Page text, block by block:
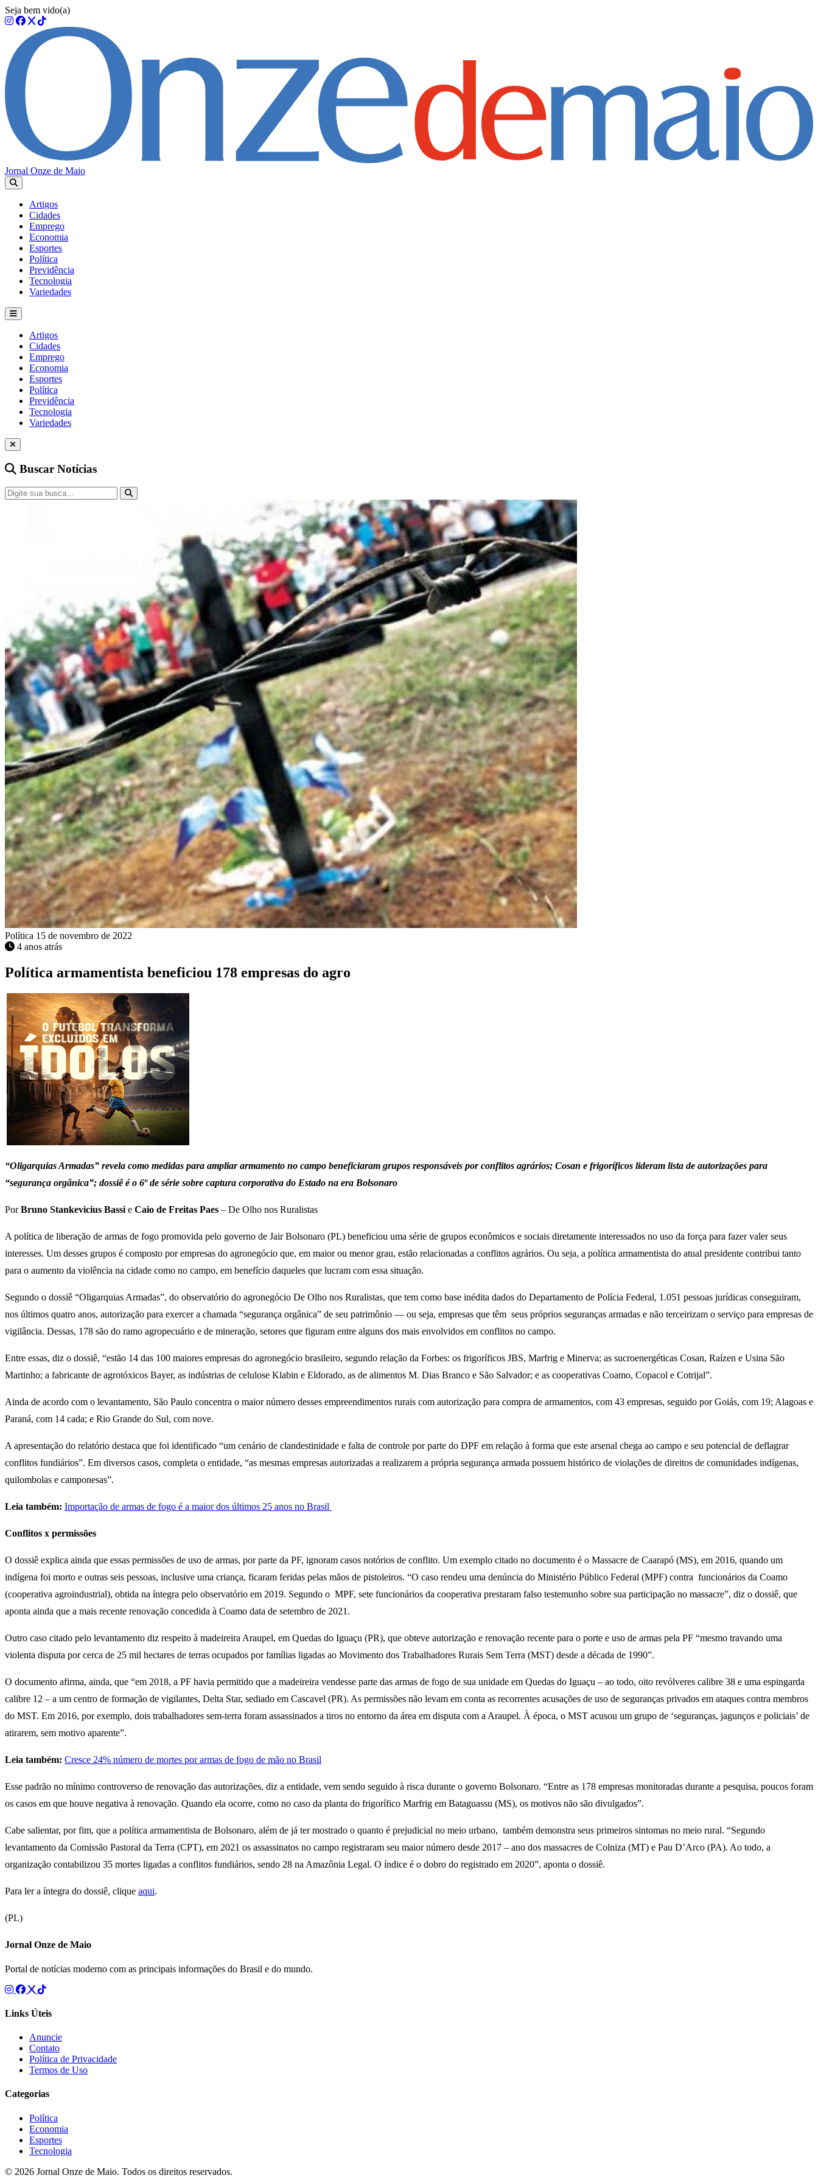
Seja bem vido(a)
Jornal Onze de Maio
Artigos
Cidades
Emprego
Economia
Esportes
Política
Previdência
Tecnologia
Variedades
Artigos
Cidades
Emprego
Economia
Esportes
Política
Previdência
Tecnologia
Variedades
Buscar Notícias
Política 15 de novembro de 2022
4 anos atrás
Política armamentista beneficiou 178 empresas do agro
“Oligarquias Armadas” revela como medidas para ampliar armamento no campo beneficiaram grupos responsáveis por conflitos agrários; Cosan e frigoríficos lideram lista de autorizações para
“segurança orgânica”; dossiê é o 6º de série sobre captura corporativa do Estado na era Bolsonaro
PorBruno Stankevicius Bassi e Caio de Freitas Paes – De Olho nos Ruralistas
A política de liberação de armas de fogo promovida pelo governo de Jair Bolsonaro (PL) beneficiou uma série de grupos econômicos e sociais diretamente interessados no uso da força para fazer valer seus
interesses. Um desses grupos é composto por empresas do agronegócio que, em maior ou menor grau, estão relacionadas a conflitos agrários. Ou seja, a política armamentista do atual presidente contribui tanto
para o aumento da violência na cidade como no campo, em benefício daqueles que lucram com essa situação.
Segundo o dossiê “Oligarquias Armadas”, do observatório do agronegócio De Olho nos Ruralistas, que tem como base inédita dados do Departamento de Polícia Federal, 1.051 pessoas jurídicas conseguiram,
nos últimos quatro anos, autorização para exercer a chamada “segurança orgânica” de seu patrimônio — ou seja, empresas que têm seus próprios seguranças armadas e não terceirizam o serviço para empresas de
vigilância. Dessas, 178 são do ramo agropecuário e de mineração, setores que figuram entre alguns dos mais envolvidos em conflitos no campo.
Entre essas, diz o dossiê, “estão 14 das 100 maiores empresas do agronegócio brasileiro, segundo relação da Forbes: os frigoríficos JBS, Marfrig e Minerva; as sucroenergéticas Cosan, Raízen e Usina São
Martinho; a fabricante de agrotóxicos Bayer, as indústrias de celulose Klabin e Eldorado, as de alimentos M. Dias Branco e São Salvador; e as cooperativas Coamo, Copacol e Cotrijal”.
Ainda de acordo com o levantamento, São Paulo concentra o maior número desses empreendimentos rurais com autorização para compra de armamentos, com 43 empresas, seguido por Goiás, com 19; Alagoas e
Paraná, com 14 cada; e Rio Grande do Sul, com nove.
A apresentação do relatório destaca que foi identificado “um cenário de clandestinidade e falta de controle por parte do DPF em relação à forma que este arsenal chega ao campo e seu potencial de deflagrar
conflitos fundiários”. Em diversos casos, completa o entidade, “as mesmas empresas autorizadas a realizarem a própria segurança armada possuem histórico de violações de direitos de comunidades indígenas,
quilombolas e camponesas”.
Leia também: Importação de armas de fogo é a maior dos últimos 25 anos no Brasil
Conflitos x permissões
O dossiê explica ainda que essas permissões de uso de armas, por parte da PF, ignoram casos notórios de conflito. Um exemplo citado no documento é o Massacre de Caarapó (MS), em 2016, quando um
indígena foi morto e outras seis pessoas, inclusive uma criança, ficaram feridas pelas mãos de pistoleiros. “O caso rendeu uma denúncia do Ministério Público Federal (MPF) contra funcionários da Coamo
(cooperativa agroindustrial), obtida na íntegra pelo observatório em 2019. Segundo o MPF, sete funcionários da cooperativa prestaram falso testemunho sobre sua participação no massacre”, diz o dossiê, que
aponta ainda que a mais recente renovação concedida à Coamo data de setembro de 2021.
Outro caso citado pelo levantamento diz respeito à madeireira Araupel, em Quedas do Iguaçu (PR), que obteve autorização e renovação recente para o porte e uso de armas pela PF “mesmo travando uma
violenta disputa por cerca de 25 mil hectares de terras ocupados por famílias ligadas ao Movimento dos Trabalhadores Rurais Sem Terra (MST) desde a década de 1990”.
O documento afirma, ainda, que “em 2018, a PF havia permitido que a madeireira vendesse parte das armas de fogo de sua unidade em Quedas do Iguaçu – ao todo, oito revólveres calibre 38 e uma espingarda
calibre 12 – a um centro de formação de vigilantes, Delta Star, sediado em Cascavel (PR). As permissões não levam em conta as recorrentes acusações de uso de seguranças privados em ataques contra membros
do MST. Em 2016, por exemplo, dois trabalhadores sem-terra foram assassinados a tiros no entorno da área em disputa com a Araupel. À época, o MST acusou um grupo de ‘seguranças, jagunços e policiais’ de
atirarem, sem motivo aparente”.
Leia também: Cresce 24% número de mortes por armas de fogo de mão no Brasil
Esse padrão no mínimo controverso de renovação das autorizações, diz a entidade, vem sendo seguido à risca durante o governo Bolsonaro. “Entre as 178 empresas monitoradas durante a pesquisa, poucos foram
os casos em que houve negativa à renovação. Quando ela ocorre, como no caso da planta do frigorífico Marfrig em Bataguassu (MS), os motivos não são divulgados”.
Cabe salientar, por fim, que a política armamentista de Bolsonaro, além de já ter mostrado o quanto é prejudicial no meio urbano, também demonstra seus primeiros sintomas no meio rural. “Segundo
levantamento da Comissão Pastoral da Terra (CPT), em 2021 os assassinatos no campo registraram seu maior número desde 2017 – ano dos massacres de Colniza (MT) e Pau D’Arco (PA). Ao todo, a
organização contabilizou 35 mortes ligadas a conflitos fundiários, sendo 28 na Amazônia Legal. O índice é o dobro do registrado em 2020”, aponta o dossiê.
Para ler a íntegra do dossiê, clique aqui.
(PL)
Jornal Onze de Maio
Portal de notícias moderno com as principais informações do Brasil e do mundo.
Links Úteis
Anuncie
Contato
Política de Privacidade
Termos de Uso
Categorias
Política
Economia
Esportes
Tecnologia
© 2026 Jornal Onze de Maio. Todos os direitos reservados.